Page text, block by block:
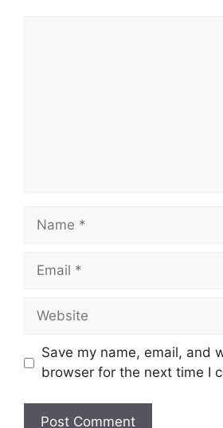
Name
Email
Website
Save my name, email, and
browser for the next time I